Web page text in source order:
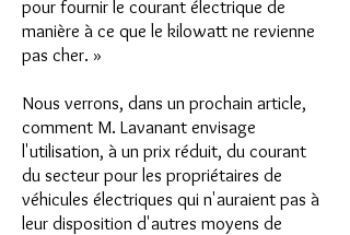
pour fournir le courant électrique de
manière à ce que le kilowatt ne revienne
pas cher. »
Nous verrons, dans un prochain article,
comment M. Lavanant envisage
l'utilisation, à un prix réduit, du courant
du secteur pour les propriétaires de
véhicules électriques qui n'auraient pas à
leur disposition d'autres moyens de